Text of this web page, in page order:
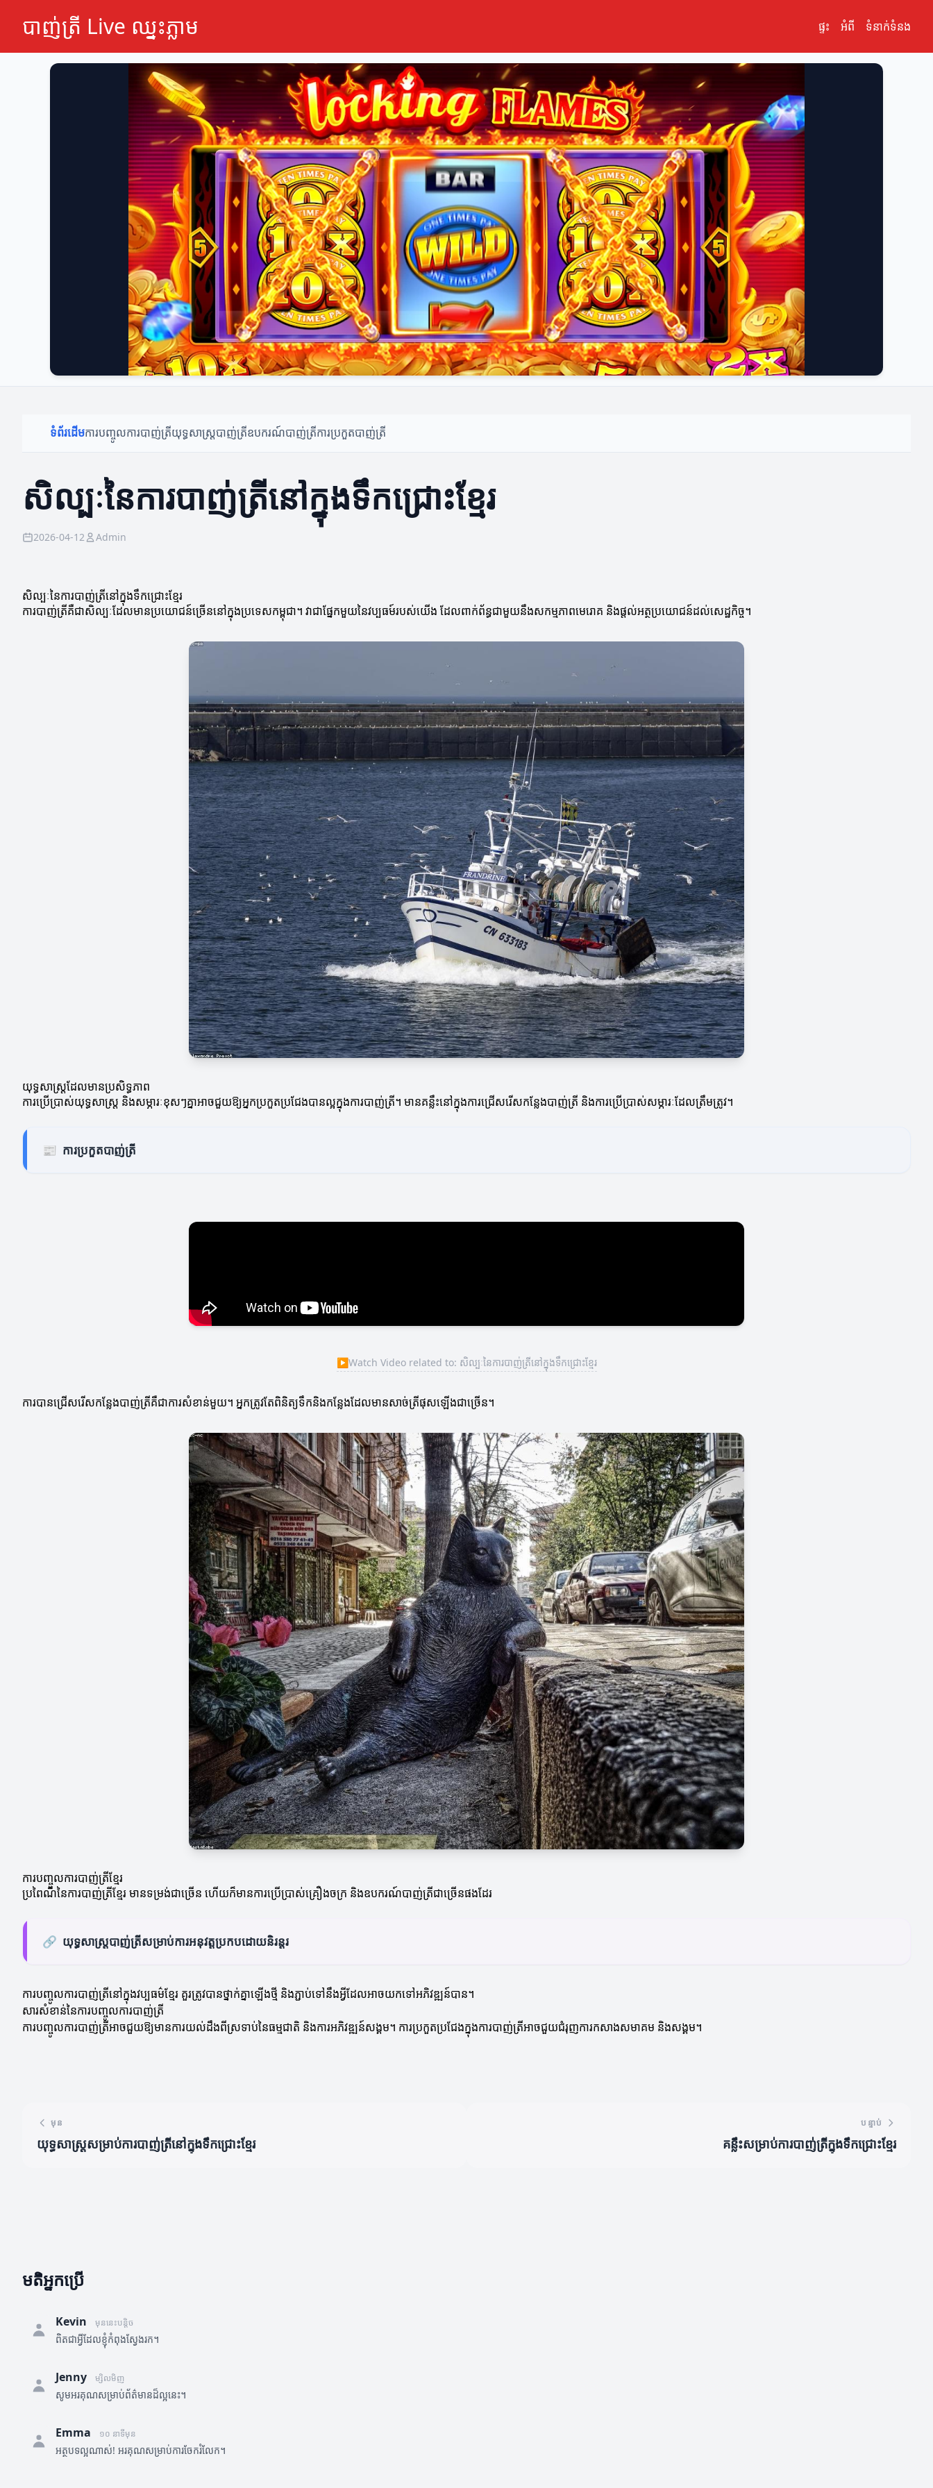
បាញ់ត្រី Live ឈ្នះភ្លាម ផ្ទះ អំពី ទំនាក់ទំនង
ទំព័រដើមការបញ្ចូលការបាញ់ត្រីយុទ្ធសាស្ត្របាញ់ត្រីឧបករណ៍បាញ់ត្រីការប្រកួតបាញ់ត្រី
សិល្បៈនៃការបាញ់ត្រីនៅក្នុងទឹកជ្រោះខ្មែរ
2026-04-12 Admin
សិល្បៈនៃការបាញ់ត្រីនៅក្នុងទឹកជ្រោះខ្មែរ
ការបាញ់ត្រីគឺជាសិល្បៈដែលមានប្រយោជន៍ច្រើននៅក្នុងប្រទេសកម្ពុជា។ វាជាផ្នែកមួយនៃវប្បធម៍របស់យើង ដែលពាក់ព័ន្ធជាមួយនឹងសកម្មភាពមេរោគ និងផ្តល់អត្ថប្រយោជន៍ដល់សេដ្ឋកិច្ច។
យុទ្ធសាស្ត្រដែលមានប្រសិទ្ធភាព
ការប្រើប្រាស់យុទ្ធសាស្ត្រ និងសម្ភារៈខុសៗគ្នាអាចជួយឱ្យអ្នកប្រកួតប្រជែងបានល្អក្នុងការបាញ់ត្រី។ មានគន្លឹះនៅក្នុងការជ្រើសរើសកន្លែងបាញ់ត្រី និងការប្រើប្រាស់សម្ភារៈដែលត្រឹមត្រូវ។
📰 ការប្រកួតបាញ់ត្រី
▶Watch Video related to: សិល្បៈនៃការបាញ់ត្រីនៅក្នុងទឹកជ្រោះខ្មែរ
ការបានជ្រើសរើសកន្លែងបាញ់ត្រីគឺជាការសំខាន់មួយ។ អ្នកត្រូវតែពិនិត្យទឹកនិងកន្លែងដែលមានសាច់ត្រីផុសឡើងជាច្រើន។
ការបញ្ចូលការបាញ់ត្រីខ្មែរ
ប្រពៃណីនៃការបាញ់ត្រីខ្មែរ មានទម្រង់ជាច្រើន ហើយក៏មានការប្រើប្រាស់គ្រឿងចក្រ និងឧបករណ៍បាញ់ត្រីជាច្រើនផងដែរ
🔗 យុទ្ធសាស្ត្របាញ់ត្រីសម្រាប់ការអនុវត្តប្រកបដោយនិរន្តរ
ការបញ្ចូលការបាញ់ត្រីនៅក្នុងវប្បធម៌ខ្មែរ គួរត្រូវបានថ្នាក់គ្នាឡើងថ្មី និងភ្ជាប់ទៅនឹងអ្វីដែលអាចយកទៅអភិវឌ្ឍន៍បាន។
សារសំខាន់នៃការបញ្ចូលការបាញ់ត្រី
ការបញ្ចូលការបាញ់ត្រីអាចជួយឱ្យមានការយល់ដឹងពីស្រទាប់នៃធម្មជាតិ និងការអភិវឌ្ឍន៍សង្គម។ ការប្រកួតប្រជែងក្នុងការបាញ់ត្រីអាចជួយជំរុញការកសាងសមាគម និងសង្គម។
មុន
យុទ្ធសាស្ត្រសម្រាប់ការបាញ់ត្រីនៅក្នុងទឹកជ្រោះខ្មែរ
បន្ទាប់
គន្លឹះសម្រាប់ការបាញ់ត្រីក្នុងទឹកជ្រោះខ្មែរ
មតិអ្នកប្រើ
Kevin មុននេះបន្តិច
ពិតជាអ្វីដែលខ្ញុំកំពុងស្វែងរក។
Jenny ម្សិលមិញ
សូមអរគុណសម្រាប់ព័ត៌មានដ៏ល្អនេះ។
Emma ១០ នាទីមុន
អត្ថបទល្អណាស់! អរគុណសម្រាប់ការចែករំលែក។